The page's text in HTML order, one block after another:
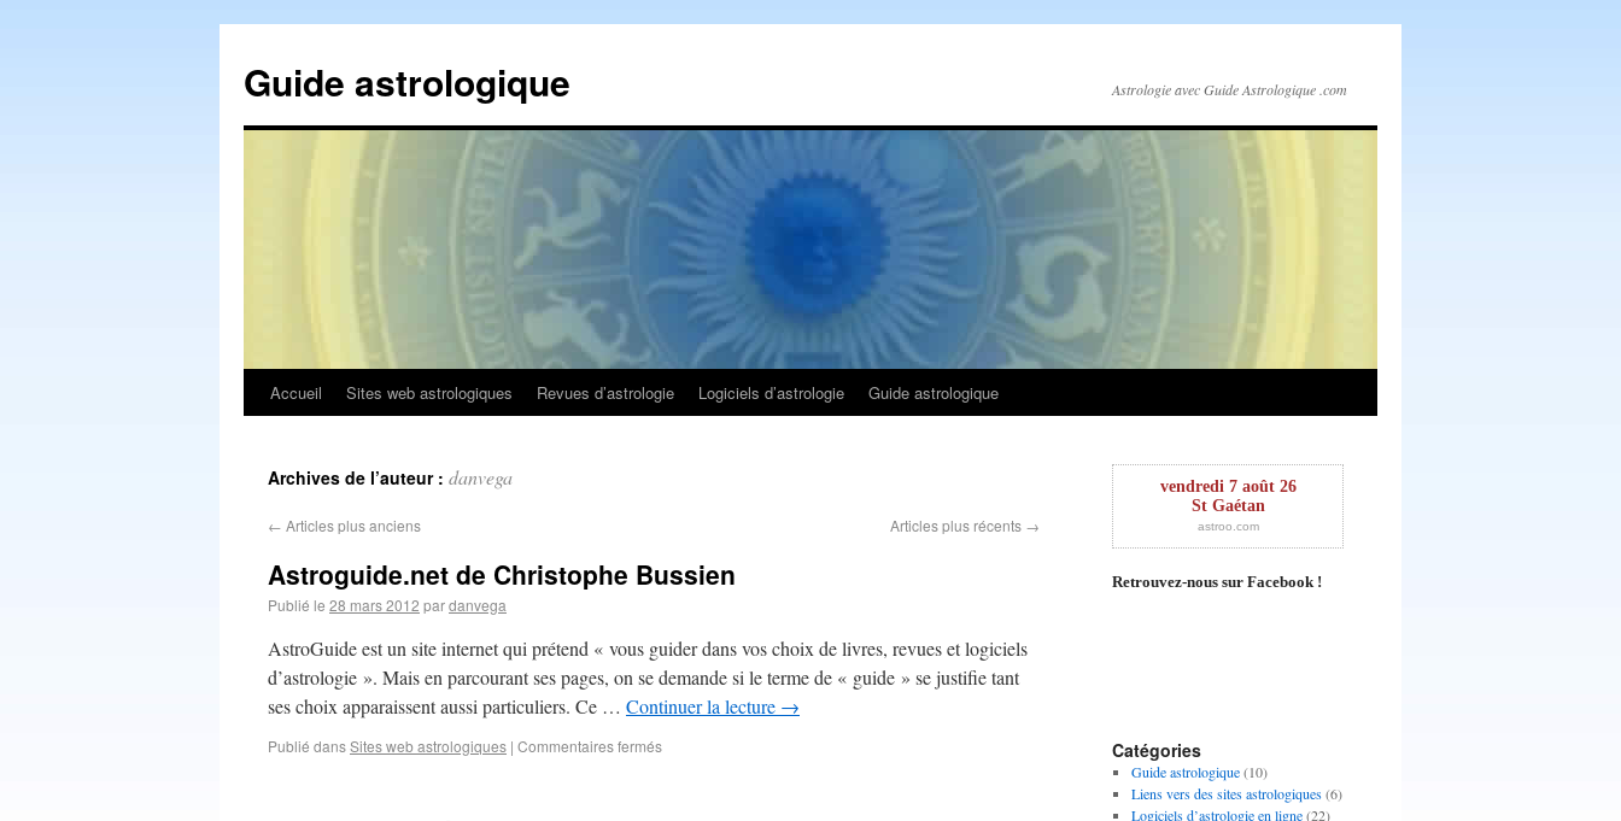
Guide astrologique Astrologie avec Guide Astrologique .com
Accueil Sites web astrologiques Revues d’astrologie Logiciels d’astrologie Guide astrologique
Archives de l’auteur : danvega
← Articles plus anciens Articles plus récents →
Astroguide.net de Christophe Bussien
Publié le 28 mars 2012 pardanvega
AstroGuide est un site internet qui prétend « vous guider dans vos choix de livres, revues et logiciels
d’astrologie ». Mais en parcourant ses pages, on se demande si le terme de « guide » se justifie tant
ses choix apparaissent aussi particuliers. Ce … Continuer la lecture →
Publié dansSites web astrologiques | Commentaires fermés
vendredi 7 août 26
St Gaétan
astroo.com
Retrouvez-nous sur Facebook !
Catégories
Guide astrologique(10)
Liens vers des sites astrologiques(6)
Logiciels d’astrologie en ligne(22)